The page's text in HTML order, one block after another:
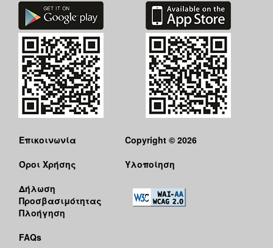
Επικοινωνία
Όροι Χρήσης
Δήλωση
Προσβασιμότητας
Πλοήγηση
FAQs
Copyright © 2026
Υλοποίηση